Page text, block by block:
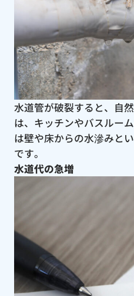
水道管が破裂すると、自
は、キッチンやバスルー
は壁や床からの水滲みと
です。
水道代の急増